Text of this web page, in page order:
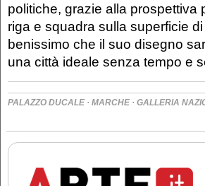
politiche, grazie alla
riga e squadra sulla superficie
benissimo che il suo disegno
una città ideale senza tempo e
PALAZZO DUCALE · MARCHE · GALLERIA